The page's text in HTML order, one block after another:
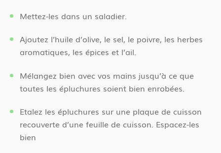
Mettez-les dans un saladier.
Ajoutez l’huile d’olive, le sel, le poivre, les herbes
aromatiques, les épices et l’ail.
Mélangez bien avec vos mains jusqu’à ce que
toutes les épluchures soient bien enrobées.
Etalez les épluchures sur une plaque de cuisson
recouverte d’une feuille de cuisson. Espacez-les
bien